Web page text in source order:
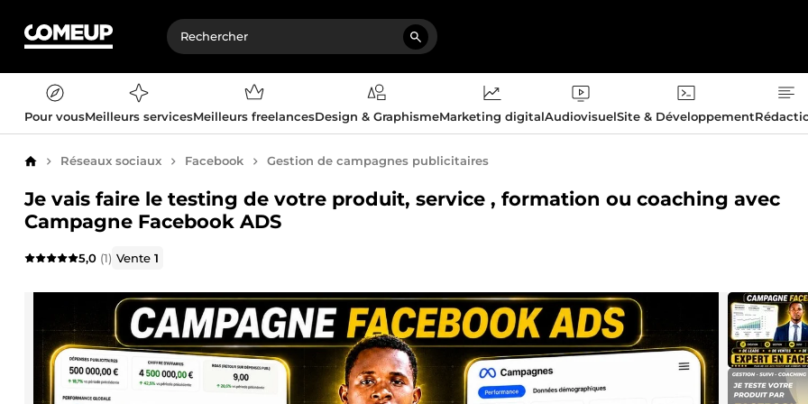
Pour vousMeilleurs servicesMeilleurs freelancesDesign & GraphismeMarketing digitalAudiovisuelSite & Développement
AccueilRéseaux sociaux Facebook Gestion de campagnes publicitaires
Je vais faire le testing de votre produit, service , formation ou coaching avec
Campagne Facebook ADS
5,0 (1) Vente1